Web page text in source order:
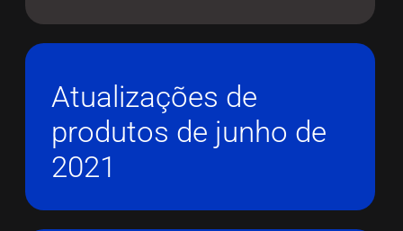
Atualizações de
produtos de junho de
2021